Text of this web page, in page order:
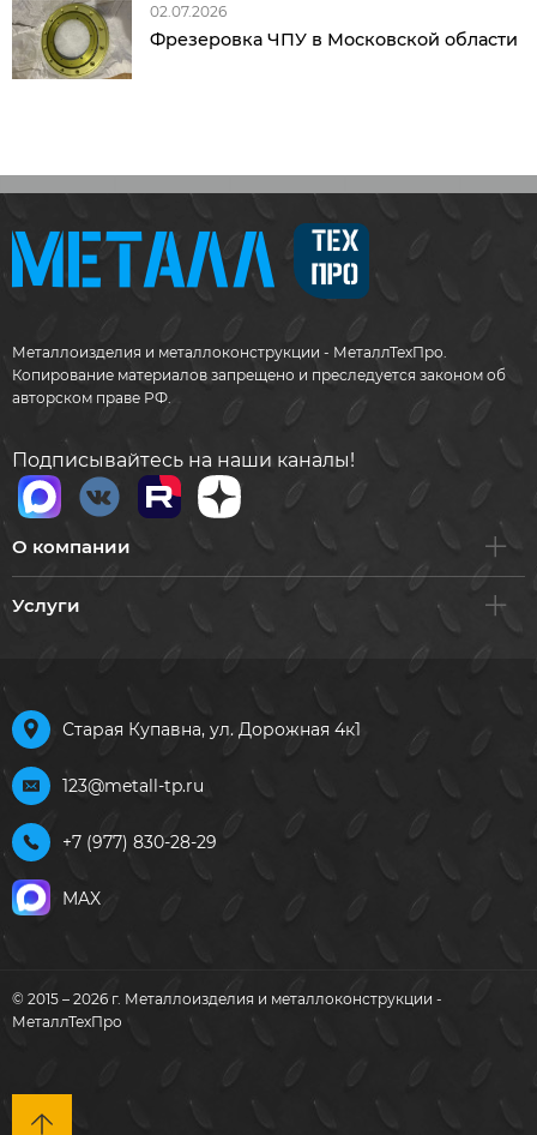
02.07.2026
Фрезеровка ЧПУ в Московской области
Металлоизделия и металлоконструкции - МеталлТехПро.
Копирование материалов запрещено и преследуется законом об
авторском праве РФ.
Подписывайтесь на наши каналы!
О компании
Услуги
Старая Купавна, ул. Дорожная 4к1
123@metall-tp.ru
+7 (977) 830-28-29
MAX
© 2015 – 2026 г. Металлоизделия и металлоконструкции -
МеталлТехПро